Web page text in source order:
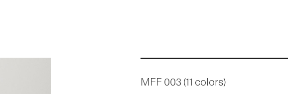
MFF 003 (11 colors)